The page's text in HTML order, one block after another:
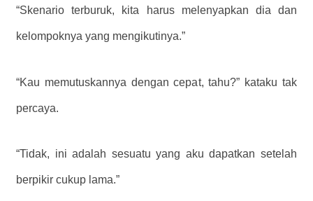
“Skenario terburuk, kita harus melenyapkan dia dan
kelompoknya yang mengikutinya.”
“Kau memutuskannya dengan cepat, tahu?” kataku tak
percaya.
“Tidak, ini adalah sesuatu yang aku dapatkan setelah
berpikir cukup lama.”